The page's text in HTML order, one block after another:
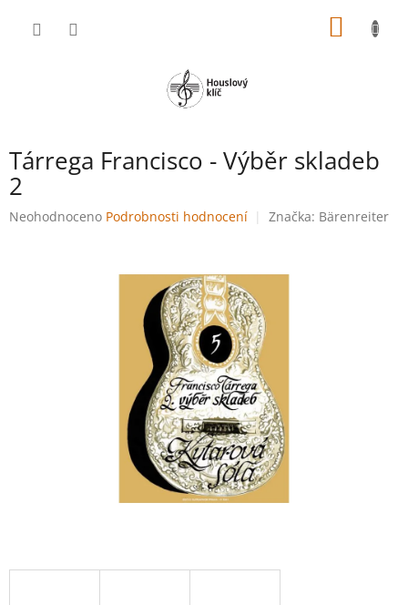
Tárrega Francisco - Výběr skladeb
2
Průměrné
Neohodnoceno Podrobnosti hodnocení Značka: Bärenreiter